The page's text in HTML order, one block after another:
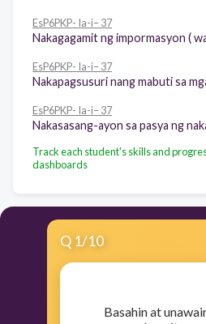
EsP6PKP- Ia-i– 37
EsP6PKP- Ia-i– 37
EsP6PKP- Ia-i– 37
Track each student's skills and
dashboards
Q 1/10
​Basahin at